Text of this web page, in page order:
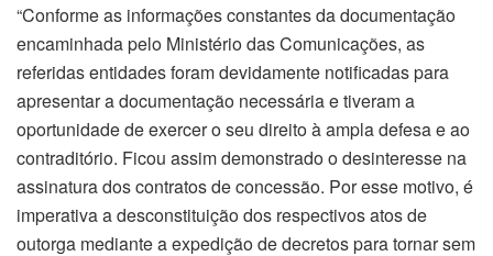
“Conforme as informações constantes da documentação
encaminhada pelo Ministério das Comunicações, as
referidas entidades foram devidamente notificadas para
apresentar a documentação necessária e tiveram a
oportunidade de exercer o seu direito à ampla defesa e ao
contraditório. Ficou assim demonstrado o desinteresse na
assinatura dos contratos de concessão. Por esse motivo, é
imperativa a desconstituição dos respectivos atos de
outorga mediante a expedição de decretos para tornar sem